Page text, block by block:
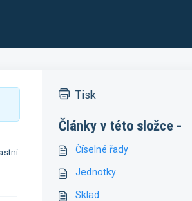
Tisk
Články v této složce -
Číselné řady
Jednotky
Sklad